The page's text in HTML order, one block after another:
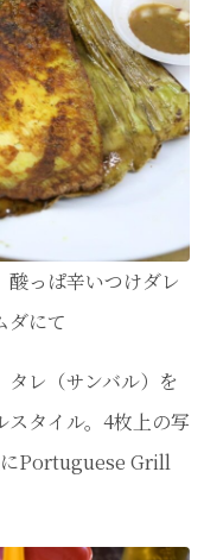
酸っぱ辛いつけダレ
ダにて
レ（サンバル）を
タイル。4枚上の写
にPortuguese Grill